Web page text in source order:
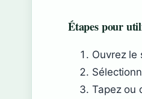
Étapes pour
Ouvrez le
Tapez ou